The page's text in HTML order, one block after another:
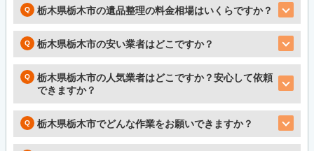
栃木県栃木市の遺品整理の料金相場はいくらですか？
栃木県栃木市の安い業者はどこですか？
栃木県栃木市の人気業者はどこですか？安心して依頼
できますか？
栃木県栃木市でどんな作業をお願いできますか？